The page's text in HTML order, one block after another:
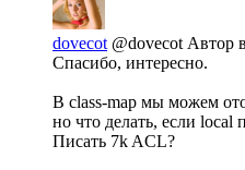
dovecot @dovecotАвтор
Спасибо, интересно.
В class-map мы можем
но что делать, если local
Писать 7k ACL?